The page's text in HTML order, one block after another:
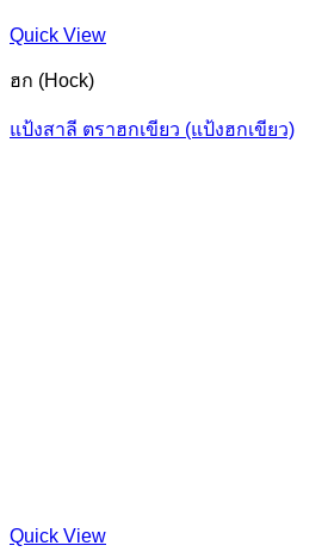
Quick View
ฮก (Hock)
แป้งสาลี ตราฮกเขียว (แป้งฮกเขียว)
Quick View